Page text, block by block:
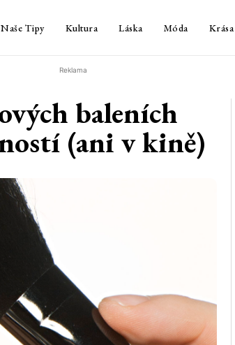
Naše Tipy Kultura Láska Móda Krása
Reklama
baleních
(ani v kině)